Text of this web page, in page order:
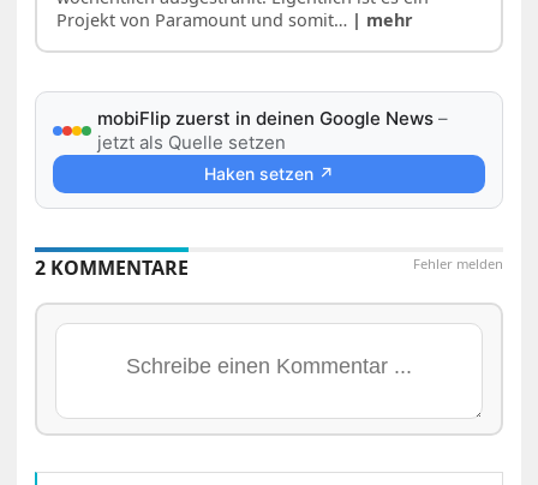
Projekt von Paramount und somit… | mehr
mobiFlip zuerst in deinen Google News –
jetzt als Quelle setzen
Haken setzen ↗
Fehler melden
2 KOMMENTARE